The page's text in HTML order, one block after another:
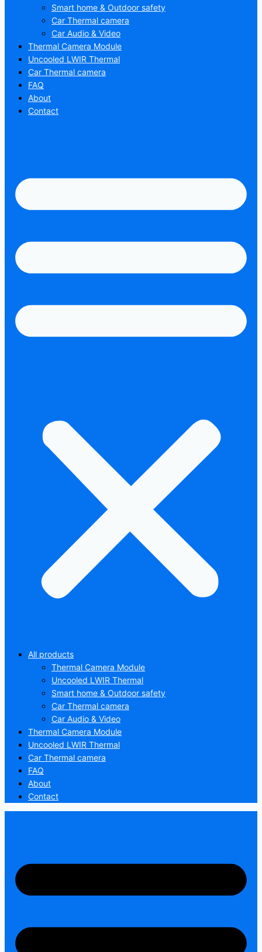
Smart home & Outdoor safety
Car Thermal camera
Car Audio & Video
Thermal Camera Module
Uncooled LWIR Thermal
Car Thermal camera
FAQ
About
Contact
All products
Thermal Camera Module
Uncooled LWIR Thermal
Smart home & Outdoor safety
Car Thermal camera
Car Audio & Video
Thermal Camera Module
Uncooled LWIR Thermal
Car Thermal camera
FAQ
About
Contact